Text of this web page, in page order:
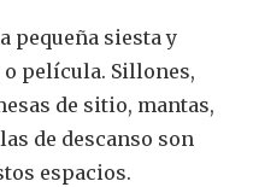
pequeña siesta y
película. Sillones,
de sitio, mantas,
de descanso son
espacios.